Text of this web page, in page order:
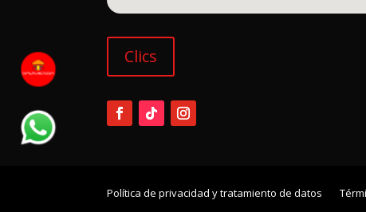
Clics
Política de privacidad y tratamiento de datos